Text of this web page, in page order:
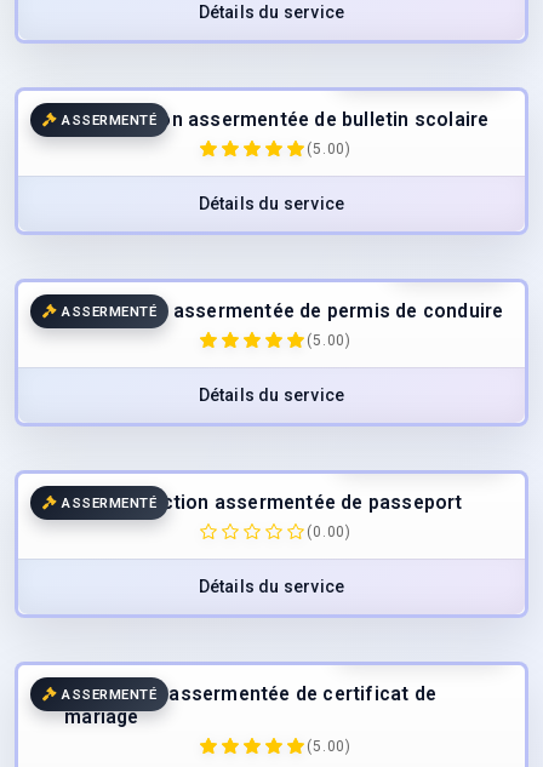
Détails du service
ASSERMENTÉ
Traduction assermentée de bulletin scolaire
(5.00)
Détails du service
ASSERMENTÉ
Traduction assermentée de permis de conduire
(5.00)
Détails du service
ASSERMENTÉTraduction assermentée de passeport
(0.00)
Détails du service
ASSERMENTÉ
Traduction assermentée de certificat de
mariage
(5.00)